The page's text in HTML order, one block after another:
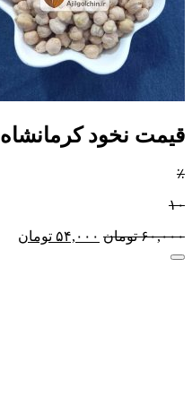
قیمت نخود کرمانشاه
٪
۱۰
۶۰,۰۰۰ تومان ۵۴,۰۰۰ تومان